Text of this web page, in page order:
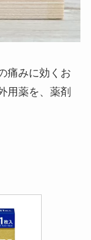
痛みに効くお
用薬を、薬剤